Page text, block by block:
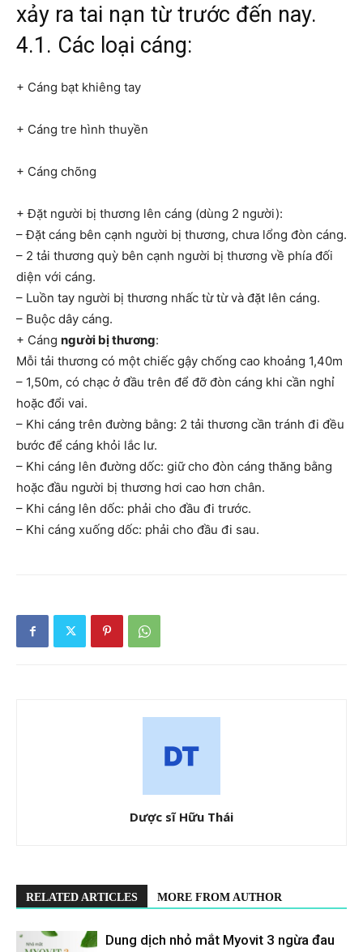
xảy ra tai nạn từ trước đến nay.
4.1. Các loại cáng:
+ Cáng bạt khiêng tay
+ Cáng tre hình thuyền
+ Cáng chõng
+ Đặt người bị thương lên cáng (dùng 2 người):
– Đặt cáng bên cạnh người bị thương, chưa lổng đòn cáng.
– 2 tải thương quỳ bên cạnh người bị thương về phía đối
diện với cáng.
– Luồn tay người bị thương nhấc từ từ và đặt lên cáng.
– Buộc dây cáng.
+ Cáng người bị thương:
Mỗi tải thương có một chiếc gậy chống cao khoảng 1,40m
– 1,50m, có chạc ở đầu trên để đỡ đòn cáng khi cần nghỉ
hoặc đổi vai.
– Khi cáng trên đường bằng: 2 tải thương cần tránh đi đều
bước để cáng khỏi lắc lư.
– Khi cáng lên đường dốc: giữ cho đòn cáng thăng bằng
hoặc đầu người bị thương hơi cao hơn chân.
– Khi cáng lên dốc: phải cho đầu đi trước.
– Khi cáng xuống dốc: phải cho đầu đi sau.
Dược sĩ Hữu Thái
RELATED ARTICLES MORE FROM AUTHOR
Dung dịch nhỏ mắt Myovit 3 ngừa đau